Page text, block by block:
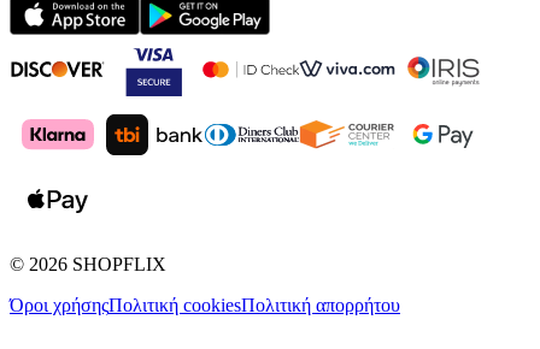
© 2026 SHOPFLIX
Όροι χρήσηςΠολιτική cookiesΠολιτική απορρήτου